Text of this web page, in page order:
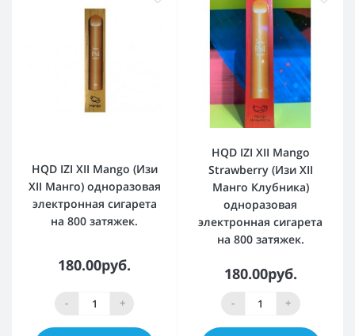
HQD IZI XII Mango (Изи
XII Манго) одноразовая
электронная сигарета
на 800 затяжек.
180.00руб.
- +
HQD IZI XII Mango
Strawberry (Изи XII
Манго Клубника)
одноразовая
электронная сигарета
на 800 затяжек.
180.00руб.
- +